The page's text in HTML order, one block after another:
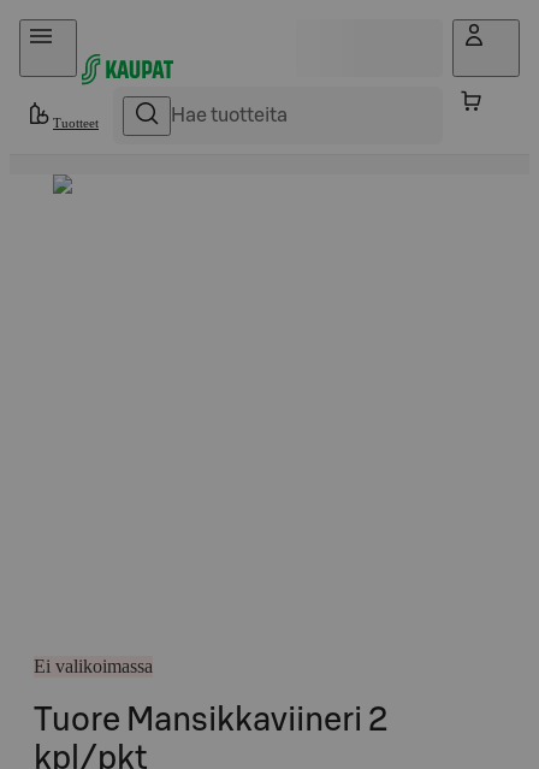
Hyppää sisältöön
Tuotteet
Ei valikoimassa
Tuore Mansikkaviineri 2
kpl/pkt